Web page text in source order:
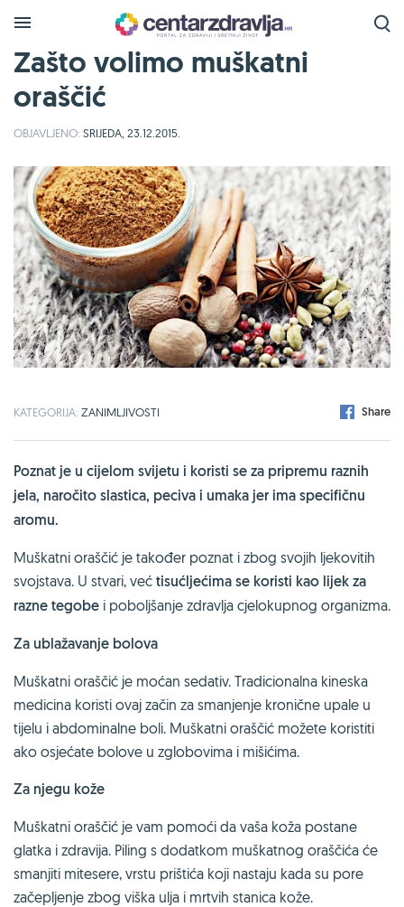
Zašto volimo muškatni
oraščić
OBJAVLJENO: SRIJEDA, 23.12.2015.
KATEGORIJA: ZANIMLJIVOSTI Share
Poznat je u cijelom svijetu i koristi se za pripremu raznih
jela, naročito slastica, peciva i umaka jer ima specifičnu
aromu.
Muškatni oraščić je također poznat i zbog svojih ljekovitih
svojstava. U stvari, već tisućljećima se koristi kao lijek za
razne tegobe i poboljšanje zdravlja cjelokupnog organizma.
Za ublažavanje bolova
Muškatni oraščić je moćan sedativ. Tradicionalna kineska
medicina koristi ovaj začin za smanjenje kronične upale u
tijelu i abdominalne boli. Muškatni oraščić možete koristiti
ako osjećate bolove u zglobovima i mišićima.
Za njegu kože
Muškatni oraščić je vam pomoći da vaša koža postane
glatka i zdravija. Piling s dodatkom muškatnog oraščića će
smanjiti mitesere, vrstu prištića koji nastaju kada su pore
začepljenje zbog viška ulja i mrtvih stanica kože.